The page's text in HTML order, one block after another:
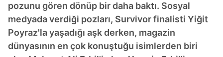
pozunu gören dönüp bir daha baktı. Sosyal
medyada verdiği pozları, Survivor finalisti Yiğit
Poyraz'la yaşadığı aşk derken, magazin
dünyasının en çok konuştuğu isimlerden biri